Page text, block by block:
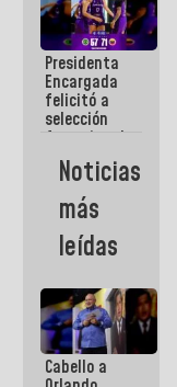
un capítulo
decisivo en
la gesta
emancipadora
de nuestra
América
Presidenta
Encargada
felicitó a
selección
femenina de
baloncesto
por su
clasificación
a la
AmeriCup
2027
Noticias
más
leídas
Cabello a